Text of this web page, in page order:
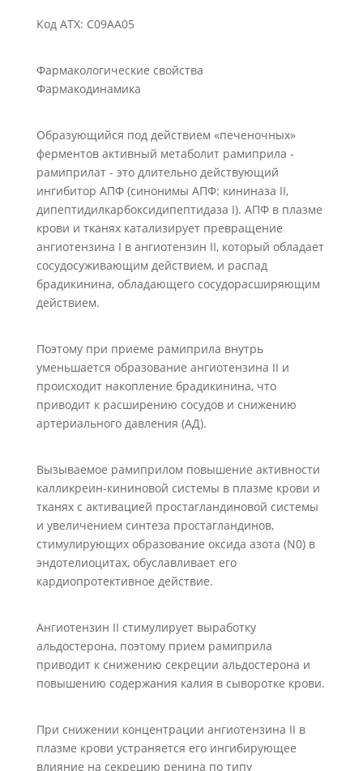
Код ATX: С09АА05
Фармакологические свойства
Фармакодинамика
Образующийся под действием «печеночных»
ферментов активный метаболит рамиприла -
рамиприлат - это длительно действующий
ингибитор АПФ (синонимы АПФ: кининаза II,
дипептидилкарбоксидипептидаза I). АПФ в плазме
крови и тканях катализирует превращение
ангиотензина I в ангиотензин II, который обладает
сосудосуживающим действием, и распад
брадикинина, обладающего сосудорасширяющим
действием.
Поэтому при приеме рамиприла внутрь
уменьшается образование ангиотензина II и
происходит накопление брадикинина, что
приводит к расширению сосудов и снижению
артериального давления (АД).
Вызываемое рамиприлом повышение активности
калликреин-кининовой системы в плазме крови и
тканях с активацией простагландиновой системы
и увеличением синтеза простагландинов,
стимулирующих образование оксида азота (N0) в
эндотелиоцитах, обуславливает его
кардиопротективное действие.
Ангиотензин II стимулирует выработку
альдостерона, поэтому прием рамиприла
приводит к снижению секреции альдостерона и
повышению содержания калия в сыворотке крови.
При снижении концентрации ангиотензина II в
плазме крови устраняется его ингибирующее
влияние на секрецию ренина по типу